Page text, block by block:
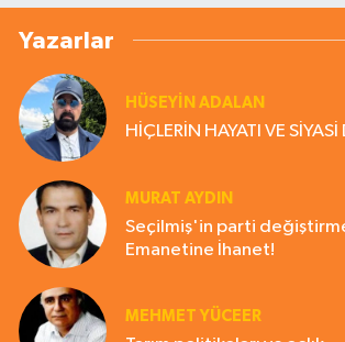
Yazarlar
HÜSEYIN ADALAN
HİÇLERİN HAYATI VE
MURAT AYDIN
Seçilmiş'in parti
Emanetine İhanet!
MEHMET YÜCEER